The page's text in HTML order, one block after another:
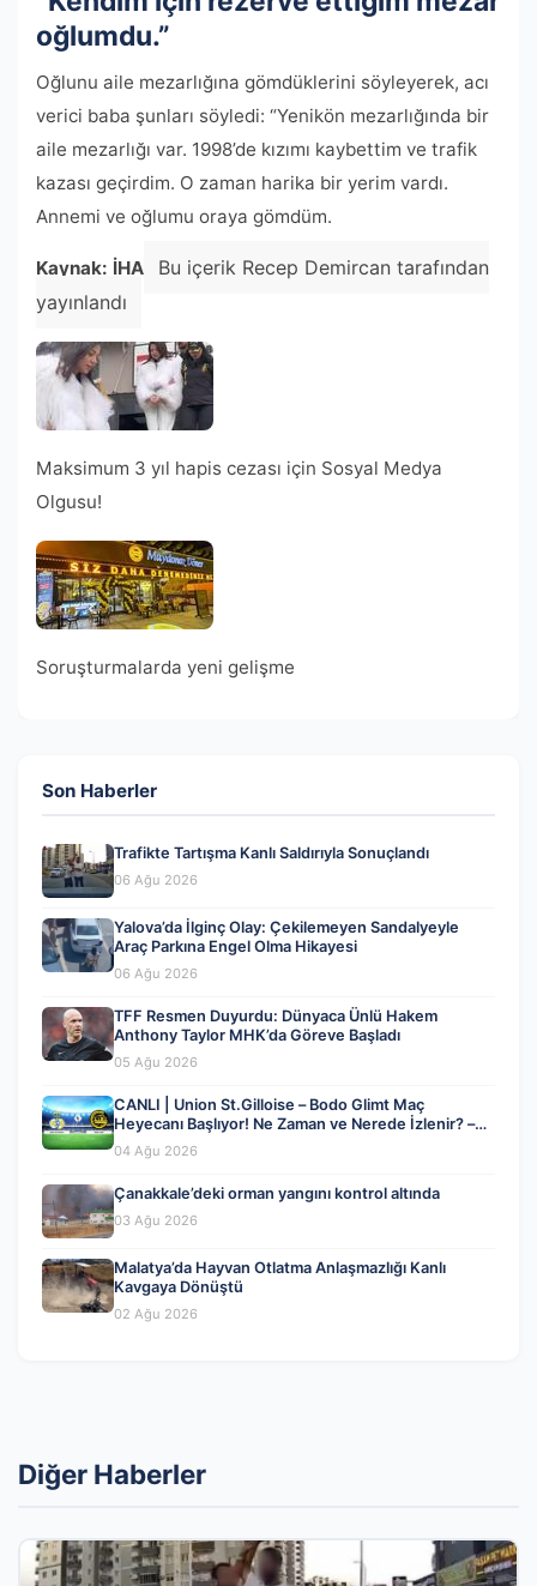
oğlumdu.”
Oğlunu aile mezarlığına gömdüklerini söyleyerek, acı
verici baba şunları söyledi: “Yenikön mezarlığında bir
aile mezarlığı var. 1998’de kızımı kaybettim ve trafik
kazası geçirdim. O zaman harika bir yerim vardı.
Annemi ve oğlumu oraya gömdüm.
Kaynak: İHA
Bu içerik Recep Demircan tarafından
yayınlandı
Maksimum 3 yıl hapis cezası için Sosyal Medya
Olgusu!
Soruşturmalarda yeni gelişme
Son Haberler
Trafikte Tartışma Kanlı Saldırıyla Sonuçlandı
06 Ağu 2026
Yalova’da İlginç Olay: Çekilemeyen Sandalyeyle
Araç Parkına Engel Olma Hikayesi
06 Ağu 2026
TFF Resmen Duyurdu: Dünyaca Ünlü Hakem
Anthony Taylor MHK’da Göreve Başladı
05 Ağu 2026
CANLI | Union St.Gilloise – Bodo Glimt Maç
Heyecanı Başlıyor! Ne Zaman ve Nerede İzlenir? –
04 Ağustos 2026
04 Ağu 2026
Çanakkale’deki orman yangını kontrol altında
03 Ağu 2026
Malatya’da Hayvan Otlatma Anlaşmazlığı Kanlı
Kavgaya Dönüştü
02 Ağu 2026
Diğer Haberler